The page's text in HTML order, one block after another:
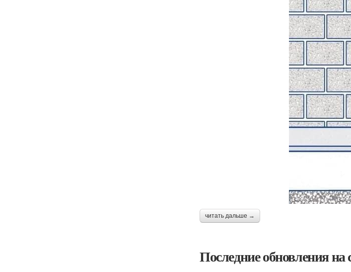
читать дальше →
Последние обновления на